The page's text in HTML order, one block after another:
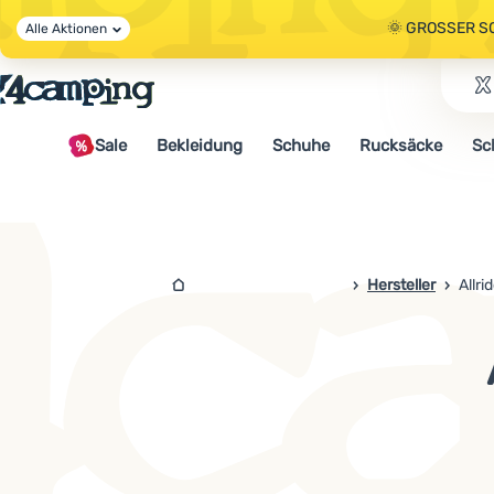
🌞 GROSSER
🤫 - 10 % AUF
🌞 GROSSER
Alle Aktionen
Sale Bekleidung Schuhe Rucksäcke
4campingshop.de
Hersteller